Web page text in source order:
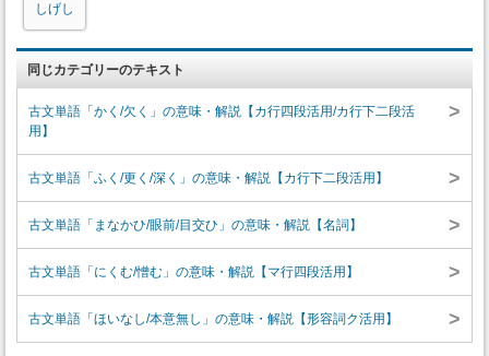
しげし
同じカテゴリーのテキスト
古文単語「かく/欠く」の意味・解説【カ行四段活用/カ行下二段活
用】
>
古文単語「ふく/更く/深く」の意味・解説【カ行下二段活用】 >
古文単語「まなかひ/眼前/目交ひ」の意味・解説【名詞】 >
古文単語「にくむ/憎む」の意味・解説【マ行四段活用】 >
古文単語「ほいなし/本意無し」の意味・解説【形容詞ク活用】 >